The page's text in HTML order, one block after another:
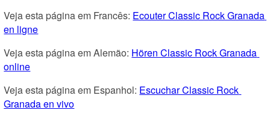
Veja esta página em Francês: Ecouter Classic Rock Granada
en ligne
Veja esta página em Alemão: Hören Classic Rock Granada
online
Veja esta página em Espanhol: Escuchar Classic Rock
Granada en vivo